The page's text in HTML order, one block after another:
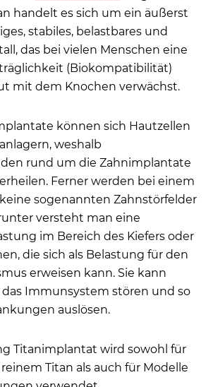
zu Titanimplantaten gibt es?
- Metallfreie alternative
- Unterschiede zwischen
aus Keramik und Titan?
aus Titan - Aufbau und
Zahnmediziner in der
oft Implantate aus Titan und
kein Keramikimplantat?
entstehen bei Titanimplantaten?
und technische
handelt es sich um ein äußerst
stabiles, belastbares und
das bei vielen Menschen eine
(Biokompatibilität)
mit dem Knochen verwächst.
können sich Hautzellen
weshalb
rund um die Zahnimplantate
Ferner werden bei einem
sogenannten Zahnstörfelder
versteht man eine
im Bereich des Kiefers oder
die sich als Belastung für den
erweisen kann. Sie kann
Immunsystem stören und so
auslösen.
Titanimplantat wird sowohl für
Titan als auch für Modelle